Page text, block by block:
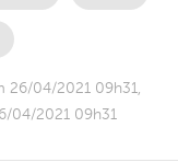
26/04/2021 09h31,
04/2021 09h31